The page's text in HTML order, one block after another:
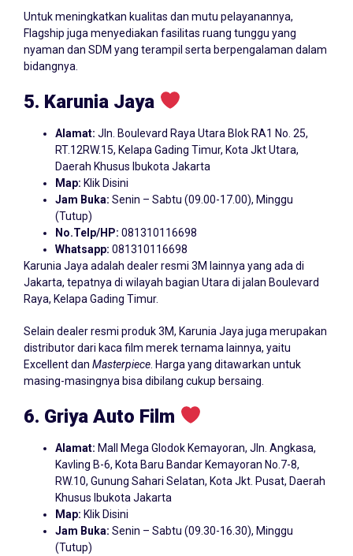
Untuk meningkatkan kualitas dan mutu pelayanannya,
Flagship juga menyediakan fasilitas ruang tunggu yang
nyaman dan SDM yang terampil serta berpengalaman dalam
bidangnya.
5. Karunia Jaya
Alamat: Jln. Boulevard Raya Utara Blok RA1 No. 25,
RT.12RW.15, Kelapa Gading Timur, Kota Jkt Utara,
Daerah Khusus Ibukota Jakarta
Map: Klik Disini
Jam Buka: Senin – Sabtu (09.00-17.00), Minggu
(Tutup)
No.Telp/HP: 081310116698
Whatsapp: 081310116698
Karunia Jaya adalah dealer resmi 3M lainnya yang ada di
Jakarta, tepatnya di wilayah bagian Utara di jalan Boulevard
Raya, Kelapa Gading Timur.
Selain dealer resmi produk 3M, Karunia Jaya juga merupakan
distributor dari kaca film merek ternama lainnya, yaitu
Excellent dan Masterpiece . Harga yang ditawarkan untuk
masing-masingnya bisa dibilang cukup bersaing.
6. Griya Auto Film
Alamat: Mall Mega Glodok Kemayoran, Jln. Angkasa,
Kavling B-6, Kota Baru Bandar Kemayoran No.7-8,
RW.10, Gunung Sahari Selatan, Kota Jkt. Pusat, Daerah
Khusus Ibukota Jakarta
Map: Klik Disini
Jam Buka: Senin – Sabtu (09.30-16.30), Minggu
(Tutup)